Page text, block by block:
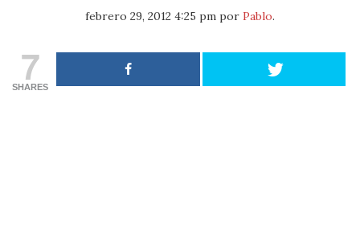
febrero 29, 2012 4:25 pm por Pablo.
7
SHARES